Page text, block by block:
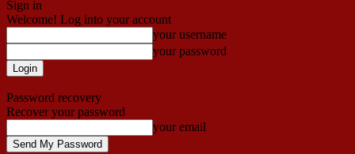
Sign in
Welcome! Log into your account
your username
your password
Password recovery
Recover your password
your email